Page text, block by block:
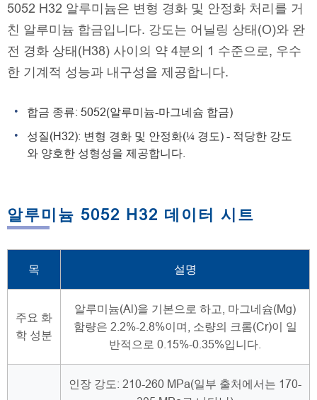
5052 H32 알루미늄은 변형 경화 및 안정화 처리를 거
친 알루미늄 합금입니다. 강도는 어닐링 상태(O)와 완
전 경화 상태(H38) 사이의 약 4분의 1 수준으로, 우수
한 기계적 성능과 내구성을 제공합니다.
합금 종류: 5052(알루미늄-마그네슘 합금)
성질(H32): 변형 경화 및 안정화(¼ 경도) - 적당한 강도
와 양호한 성형성을 제공합니다.
알루미늄 5052 H32 데이터 시트
목 설명
주요 화
학 성분
알루미늄(Al)을 기본으로 하고, 마그네슘(Mg)
함량은 2.2%-2.8%이며, 소량의 크롬(Cr)이 일
반적으로 0.15%-0.35%입니다.
인장 강도: 210-260 MPa(일부 출처에서는 170-